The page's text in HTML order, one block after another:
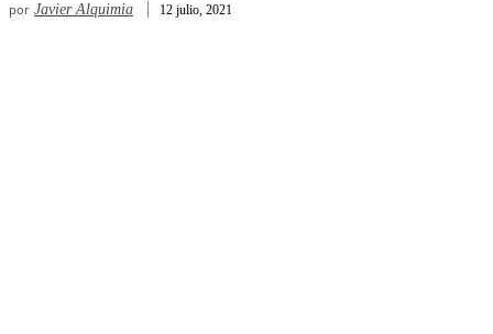
por Javier Alquimia 12 julio, 2021